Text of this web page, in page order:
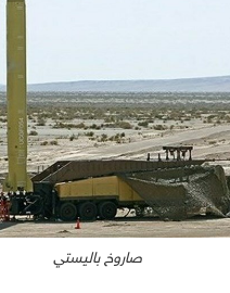
صاروخ باليستي